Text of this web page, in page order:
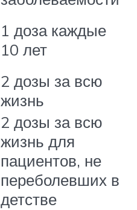
1 доза каждые
10 лет
2 дозы за всю
жизнь
2 дозы за всю
жизнь для
пациентов, не
переболевших в
детстве